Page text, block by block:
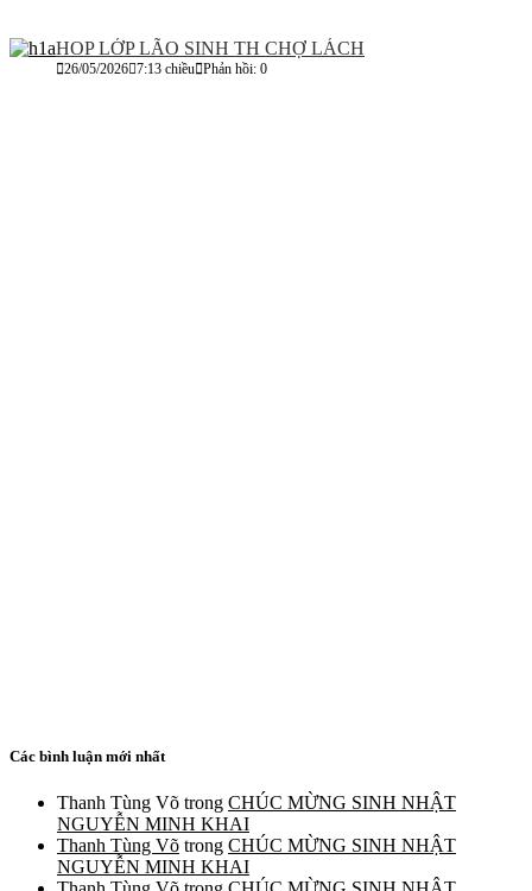
HOP LỚP LÃO SINH TH CHỢ LÁCH
26/05/2026 7:13 chiều Phản hồi: 0
Các bình luận mới nhất
Thanh Tùng Võ trong CHÚC MỪNG SINH NHẬT
NGUYỄN MINH KHAI
Thanh Tùng Võ trong CHÚC MỪNG SINH NHẬT
NGUYỄN MINH KHAI